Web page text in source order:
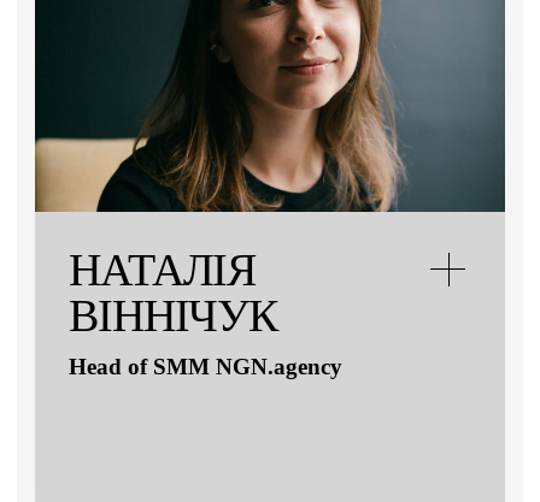
НАТАЛІЯ
ВІННІЧУК
Head of SMM NGN.agency